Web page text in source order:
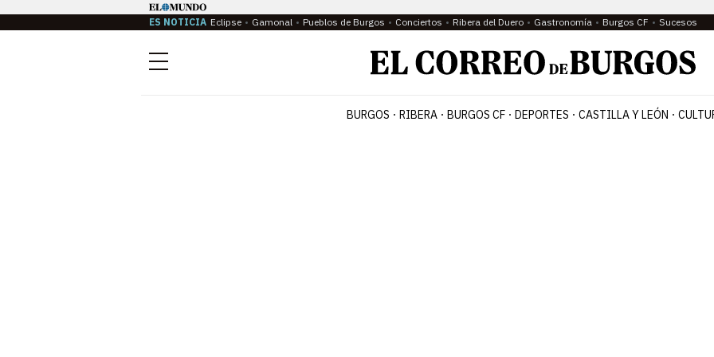
ES NOTICIA Eclipse Gamonal Pueblos de Burgos Conciertos Ribera del Duero Gastronomía Burgos CF Sucesos
Menú
BURGOS RIBERA BURGOS CF DEPORTES CASTILLA Y LEÓN